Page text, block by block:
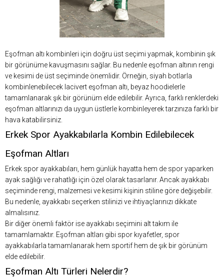
Eşofman altı kombinleri için doğru üst seçimi yapmak, kombinin şık
bir görünüme kavuşmasını sağlar. Bu nedenle eşofman altının rengi
ve kesimi de üst seçiminde önemlidir. Örneğin, siyah botlarla
kombinlenebilecek lacivert eşofman altı, beyaz hoodielerle
tamamlanarak şık bir görünüm elde edilebilir. Ayrıca, farklı renklerdeki
eşofman altlarınızı da uygun üstlerle kombinleyerek tarzınıza farklı bir
hava katabilirsiniz.
Erkek Spor Ayakkabılarla Kombin Edilebilecek
Eşofman Altları
Erkek spor ayakkabıları, hem günlük hayatta hem de spor yaparken
ayak sağlığı ve rahatlığı için özel olarak tasarlanır. Ancak ayakkabı
seçiminde rengi, malzemesi ve kesimi kişinin stiline göre değişebilir.
Bu nedenle, ayakkabı seçerken stilinizi ve ihtiyaçlarınızı dikkate
almalısınız.
Bir diğer önemli faktör ise ayakkabı seçimini alt takım ile
tamamlamaktır. Eşofman altları gibi spor kıyafetler, spor
ayakkabılarla tamamlanarak hem sportif hem de şık bir görünüm
elde edilebilir.
Eşofman Altı Türleri Nelerdir?